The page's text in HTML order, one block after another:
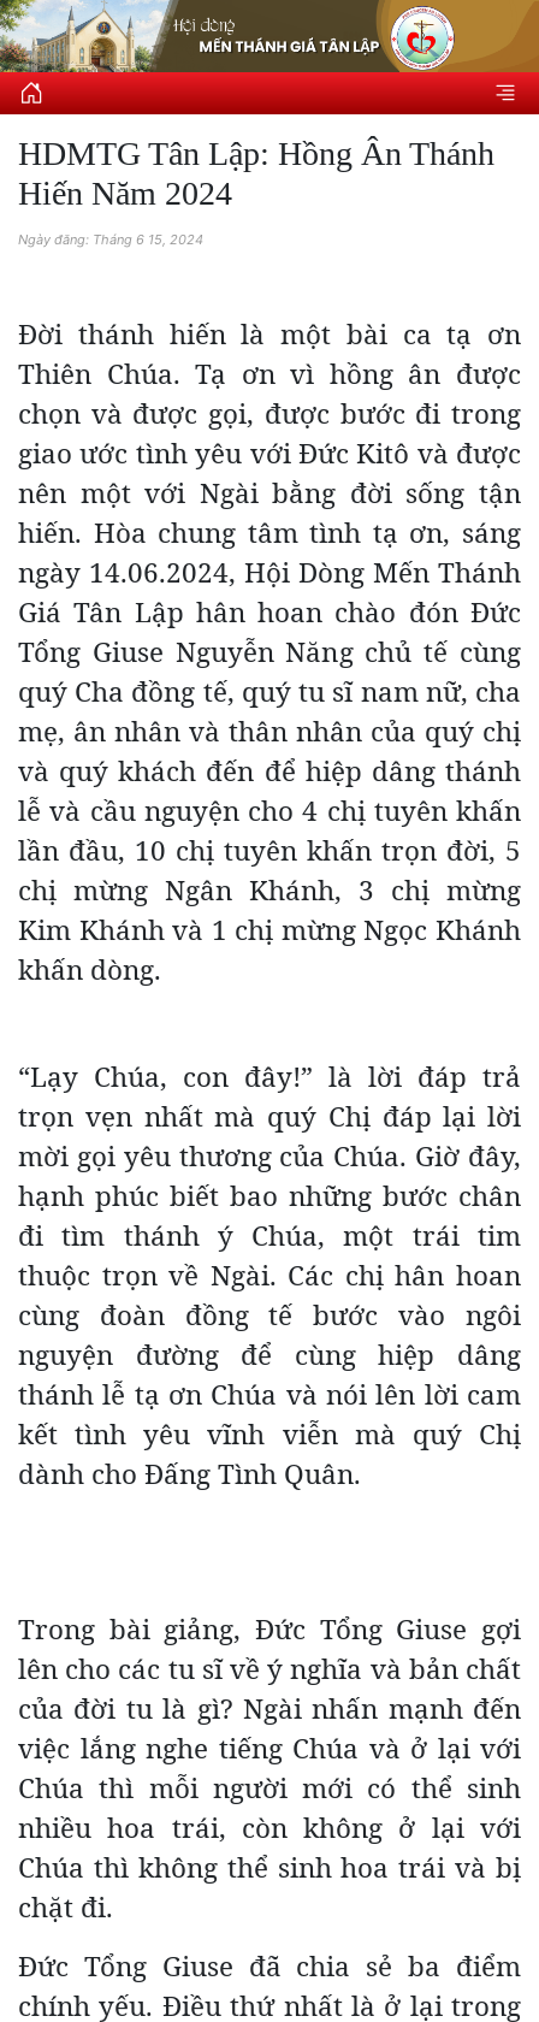
HDMTG Tân Lập: Hồng Ân Thánh
Hiến Năm 2024
Ngày đăng: Tháng 6 15, 2024
Đời thánh hiến là một bài ca tạ ơn
Thiên Chúa. Tạ ơn vì hồng ân được
chọn và được gọi, được bước đi trong
giao ước tình yêu với Đức Kitô và được
nên một với Ngài bằng đời sống tận
hiến. Hòa chung tâm tình tạ ơn, sáng
ngày 14.06.2024, Hội Dòng Mến Thánh
Giá Tân Lập hân hoan chào đón Đức
Tổng Giuse Nguyễn Năng chủ tế cùng
quý Cha đồng tế, quý tu sĩ nam nữ, cha
mẹ, ân nhân và thân nhân của quý chị
và quý khách đến để hiệp dâng thánh
lễ và cầu nguyện cho 4 chị tuyên khấn
lần đầu, 10 chị tuyên khấn trọn đời, 5
chị mừng Ngân Khánh, 3 chị mừng
Kim Khánh và 1 chị mừng Ngọc Khánh
khấn dòng.
“Lạy Chúa, con đây!” là lời đáp trả
trọn vẹn nhất mà quý Chị đáp lại lời
mời gọi yêu thương của Chúa. Giờ đây,
hạnh phúc biết bao những bước chân
đi tìm thánh ý Chúa, một trái tim
thuộc trọn về Ngài. Các chị hân hoan
cùng đoàn đồng tế bước vào ngôi
nguyện đường để cùng hiệp dâng
thánh lễ tạ ơn Chúa và nói lên lời cam
kết tình yêu vĩnh viễn mà quý Chị
dành cho Đấng Tình Quân.
Trong bài giảng, Đức Tổng Giuse gợi
lên cho các tu sĩ về ý nghĩa và bản chất
của đời tu là gì? Ngài nhấn mạnh đến
việc lắng nghe tiếng Chúa và ở lại với
Chúa thì mỗi người mới có thể sinh
nhiều hoa trái, còn không ở lại với
Chúa thì không thể sinh hoa trái và bị
chặt đi.
Đức Tổng Giuse đã chia sẻ ba điểm
chính yếu. Điều thứ nhất là ở lại trong